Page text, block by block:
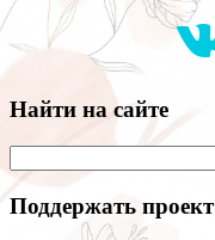
Найти на сайте
Поддержать проект